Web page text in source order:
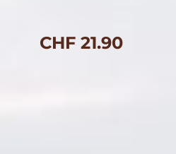
CHF21.90